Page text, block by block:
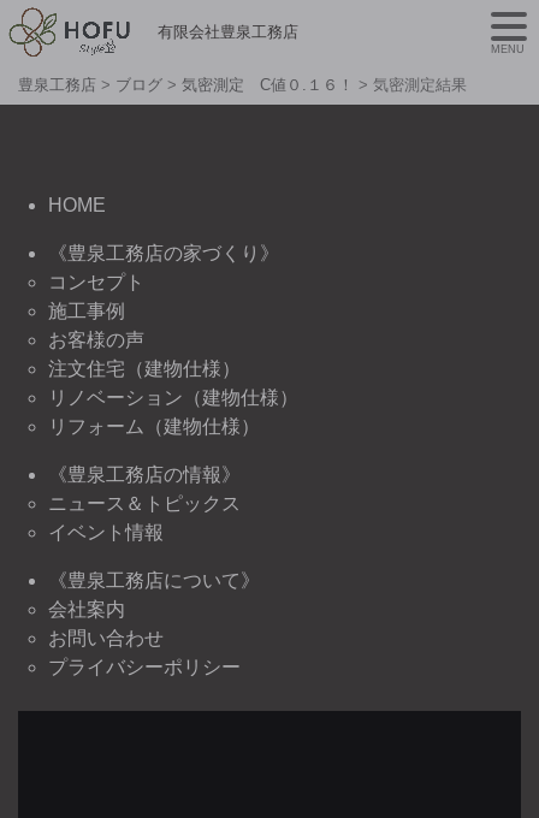
有限会社豊泉工務店
豊泉工務店 > ブログ > 気密測定 C値０.１６！ > 気密測定結果
MENU
HOME
《豊泉工務店の家づくり》
コンセプト
施工事例
お客様の声
注文住宅（建物仕様）
リノベーション（建物仕様）
リフォーム（建物仕様）
《豊泉工務店の情報》
ニュース＆トピックス
イベント情報
《豊泉工務店について》
会社案内
お問い合わせ
プライバシーポリシー